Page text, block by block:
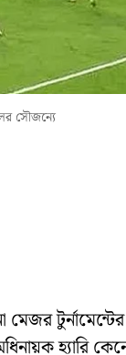
সৌজন্যে
হ্যারি